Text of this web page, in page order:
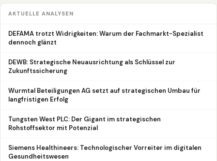
AKTUELLE ANALYSEN
DEFAMA trotzt Widrigkeiten: Warum der Fachmarkt-Spezialist
dennoch glänzt
DEWB: Strategische Neuausrichtung als Schlüssel zur
Zukunftssicherung
Wurmtal Beteiligungen AG setzt auf strategischen Umbau für
langfristigen Erfolg
Tungsten West PLC: Der Gigant im strategischen
Rohstoffsektor mit Potenzial
Siemens Healthineers: Technologischer Vorreiter im digitalen
Gesundheitswesen